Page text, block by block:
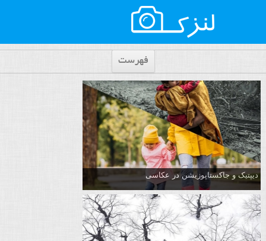
فهرست
دیپتیک و جاکستا‌پوزیشن در عکاسی